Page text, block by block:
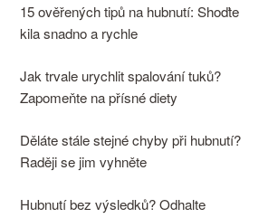
15 ověřených tipů na hubnutí: Shoďte
kila snadno a rychle
Jak trvale urychlit spalování tuků?
Zapomeňte na přísné diety
Děláte stále stejné chyby při hubnutí?
Raději se jim vyhněte
Hubnutí bez výsledků? Odhalte